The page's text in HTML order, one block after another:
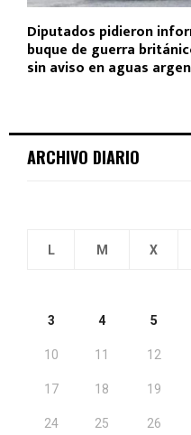
Diputados pidieron
buque de guerra
sin aviso en aguas
ARCHIVO DIARIO
L M X
3 4 5
10 11 12
17 18 19
24 25 26